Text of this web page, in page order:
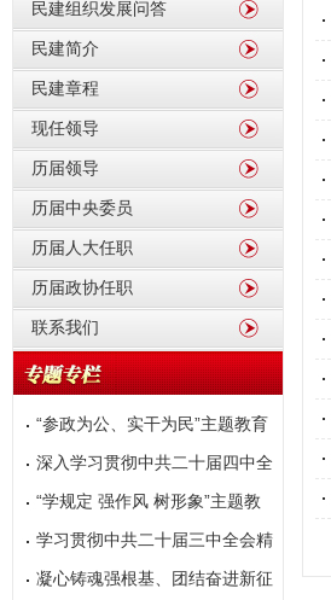
民建组织发展问答
民建简介
民建章程
现任领导
历届领导
历届中央委员
历届人大任职
历届政协任职
联系我们
“参政为公、实干为民”主题教育
深入学习贯彻中共二十届四中全
会精神
“学规定 强作风 树形象”主题教
育
学习贯彻中共二十届三中全会精
神
凝心铸魂强根基、团结奋进新征